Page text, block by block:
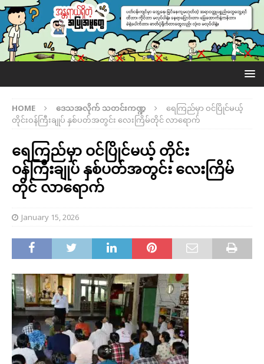
HOME ဒေသအလိုက် သတင်းကဏ္ဍ
ရေကြည်မှာ ဝင်ပြိုင်မယ့်
တိုင်းဝန်ကြီးချုပ် နှစ်ပတ်အတွင်း လေးကြိမ်တိုင် လာရောက်
ရေကြည်မှာ ဝင်ပြိုင်မယ့် တိုင်း
ဝန်ကြီးချုပ် နှစ်ပတ်အတွင်း လေးကြိမ်
တိုင် လာရောက်
January 15, 2026